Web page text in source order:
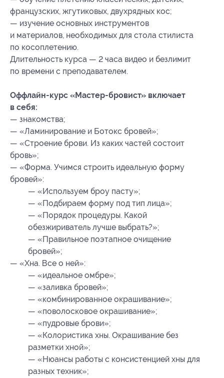
французских, жгутиковых, двухрядных кос;
— изучение основных инструментов
и материалов, необходимых для стола стилиста
по косоплетению.
Длительность курса — 2 часа видео и безлимит
по времени с преподавателем.
Оффлайн-курс «Мастер-бровист» включает
в себя:
— знакомства;
— «Ламинирование и Ботокс бровей»;
— «Строение брови. Из каких частей состоит
бровь»;
— «Форма. Учимся строить идеальную форму
бровей»:
— «Используем броу пасту»;
— «Подбираем форму под тип лица»;
— «Порядок процедуры. Какой
обезжириватель лучше выбрать?»;
— «Правильное поэтапное очищение
бровей»;
— «Хна. Все о ней»:
— «идеальное омбре»;
— «заливка бровей»;
— «комбинированное окрашивание»;
— «поволосковое окрашивание»;
— «пудровые брови»;
— «Колористика хны. Окрашивание без
разметки хной»;
— «Нюансы работы с консистенцией хны для
разных техник»;